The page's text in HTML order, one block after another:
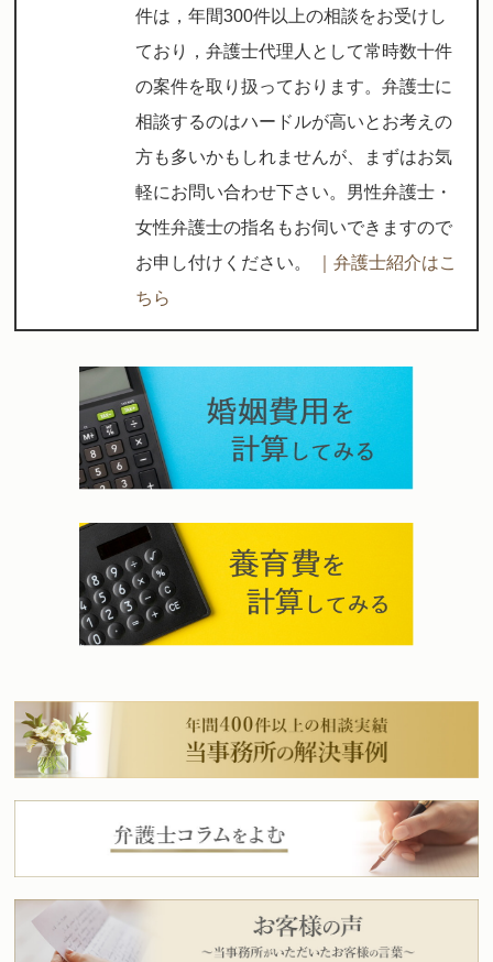
件は，年間300件以上の相談をお受けし
ており，弁護士代理人として常時数十件
の案件を取り扱っております。弁護士に
相談するのはハードルが高いとお考えの
方も多いかもしれませんが、まずはお気
軽にお問い合わせ下さい。男性弁護士・
女性弁護士の指名もお伺いできますので
お申し付けください。
｜弁護士紹介はこ
ちら